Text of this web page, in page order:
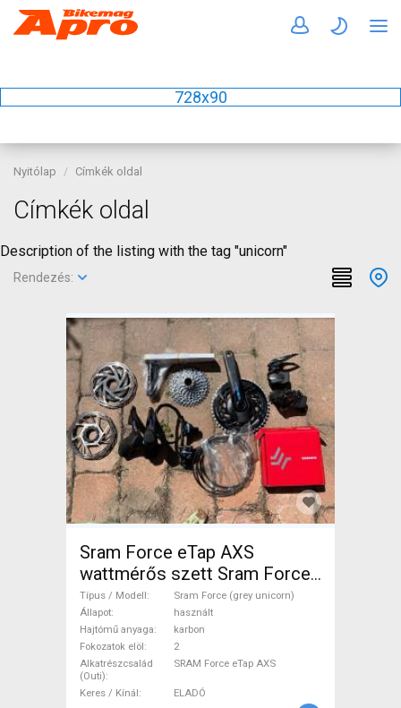
728x90
Nyitólap Címkék oldal
Címkék oldal
Description of the listing with the tag "unicorn"
Rendezés:
Sram Force eTap AXS
wattmérős szett Sram Force
(grey unicorn) Országúti /
Gravel / Triatlon Alkatrész,
Országúti Hajtásrendszer
SRAM Force eTap AXS
használt ELADÓ
Típus / Modell
Sram Force (grey unicorn)
Állapot
használt
Hajtómű anyaga
karbon
Fokozatok elöl
2
Alkatrészcsalád
(Outi)
SRAM Force eTap AXS
Keres / Kínál ELADÓ